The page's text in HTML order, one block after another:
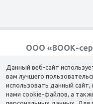
ООО «ВООК-
Согласие на обработку
КАТАЛОГ
ОФОРМЛЕНИЕ
Данный веб-сайт
вам лучшего
использовать данный сайт,
нами cookie-файлов, а